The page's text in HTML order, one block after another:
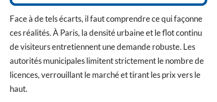
Face à de tels écarts, il faut comprendre ce qui façonne
ces réalités. À Paris, la densité urbaine et le flot continu
de visiteurs entretiennent une demande robuste. Les
autorités municipales limitent strictement le nombre de
licences, verrouillant le marché et tirant les prix vers le
haut.